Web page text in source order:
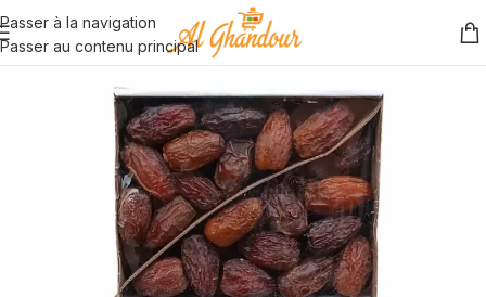
Passer à la navigation
Passer au contenu principal